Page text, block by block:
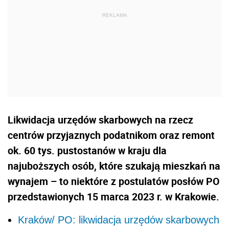
Likwidacja urzędów skarbowych na rzecz
centrów przyjaznych podatnikom oraz remont
ok. 60 tys. pustostanów w kraju dla
najuboższych osób, które szukają mieszkań na
wynajem – to niektóre z postulatów posłów PO
przedstawionych 15 marca 2023 r. w Krakowie.
Kraków/ PO: likwidacja urzędów skarbowych